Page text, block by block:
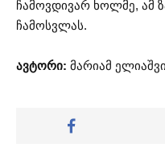
ჩამოვდივარ ხოლმე, ამ
ჩამოსვლას.
ავტორი: მარიამ